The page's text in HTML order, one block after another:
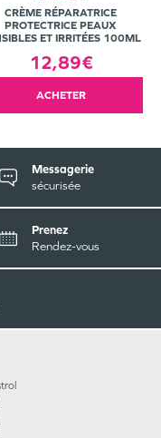
CRÈME RÉPARATRICE
PROTECTRICE PEAUX
ET IRRITÉES 100ML
12,89€
ACHETER
Messagerie
sécurisée
Prenez
Rendez-vous